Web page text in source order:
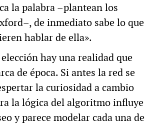
la palabra –plantean los
de inmediato sabe lo que
hablar de ella».
hay una realidad que
de época. Si antes la red se
la curiosidad a cambio
la lógica del algoritmo influye
y parece modelar cada una de